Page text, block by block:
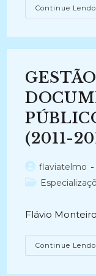
Continue Lendo
(2011-
Autor
do
flaviatelmo
Categoria
Flávio
Continue Lendo